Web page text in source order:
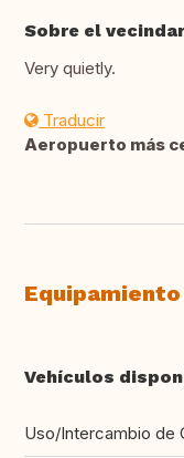
Sobre el
Very quietly.
Traducir
Aeropuerto más
Vehículos
Uso/Intercambio de